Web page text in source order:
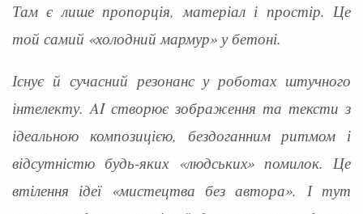
Там є лише пропорція, матеріал і простір. Це
той самий «холодний мармур» у бетоні.
Існує й сучасний резонанс у роботах штучного
інтелекту. AI створює зображення та тексти з
ідеальною композицією, бездоганним ритмом і
відсутністю будь-яких «людських» помилок. Це
втілення ідеї «мистецтва без автора». І тут